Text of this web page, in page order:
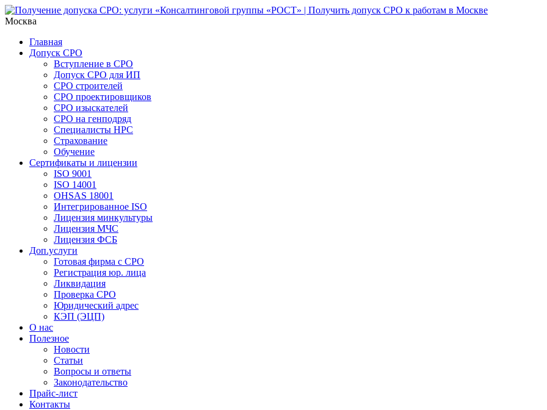
Москва
Главная
Допуск СРО
Вступление в СРО
Допуск СРО для ИП
СРО строителей
СРО проектировщиков
СРО изыскателей
СРО на генподряд
Специалисты НРС
Страхование
Обучение
Сертификаты и лицензии
ISO 9001
ISO 14001
OHSAS 18001
Интегрированное ISO
Лицензия минкультуры
Лицензия МЧС
Лицензия ФСБ
Доп.услуги
Готовая фирма с СРО
Регистрация юр. лица
Ликвидация
Проверка СРО
Юридический адрес
КЭП (ЭЦП)
О нас
Полезное
Новости
Статьи
Вопросы и ответы
Законодательство
Прайс-лист
Контакты